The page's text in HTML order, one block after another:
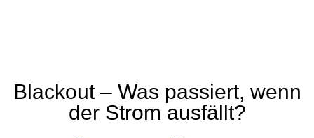
Blackout – Was passiert, wenn
der Strom ausfällt?